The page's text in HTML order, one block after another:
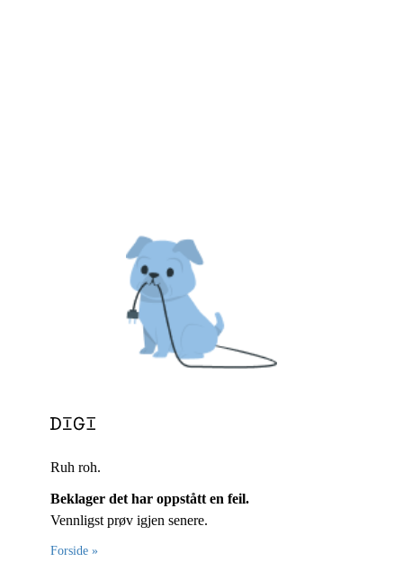
Ruh roh.
Beklager det har oppstått en feil.
Vennligst prøv igjen senere.
Forside »